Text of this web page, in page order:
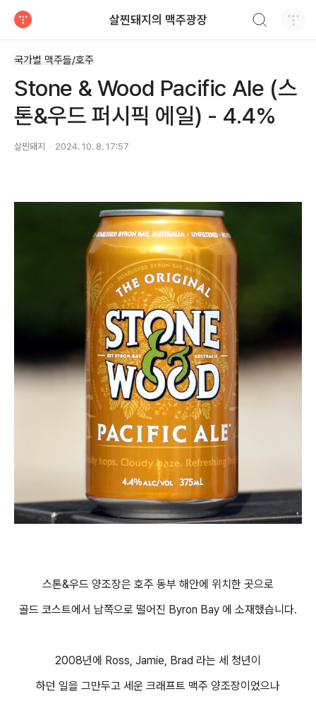
살찐돼지의 맥주광장
국가별 맥주들/호주
Stone & Wood Pacific Ale (스
톤&우드 퍼시픽 에일) - 4.4%
살찐돼지 2024. 10. 8. 17:57
스톤&우드 양조장은 호주 동부 해안에 위치한 곳으로
골드 코스트에서 남쪽으로 떨어진 Byron Bay 에 소재했습니다.
2008년에 Ross, Jamie, Brad 라는 세 청년이
하던 일을 그만두고 세운 크래프트 맥주 양조장이었으나